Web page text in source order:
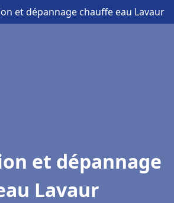
et dépannage chauffe eau Lavaur
et dépannage
Lavaur